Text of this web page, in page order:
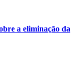
a eliminação da